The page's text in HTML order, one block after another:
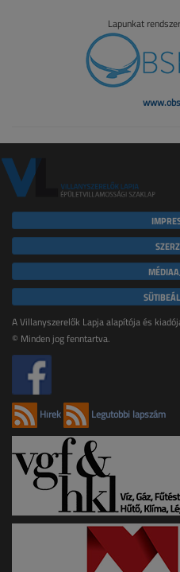
Lapunkat
A Villanyszerelők Lapja alapítója és
© Minden jog fenntartva.
Hírek Legutóbbi lapszám